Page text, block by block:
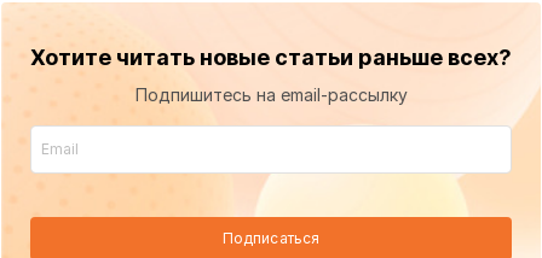
Хотите читать новые статьи раньше всех?
Подпишитесь на email-рассылку
Подписаться